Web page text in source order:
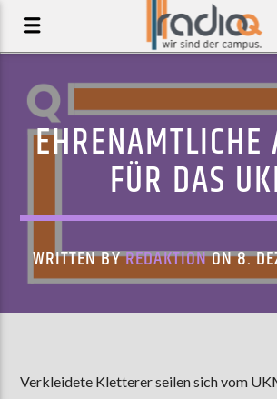
MY BODY
YOUNG THE GIANT
EHRENAMTLICHE
FÜR DAS
WRITTEN BYREDAKTIONON 8.
Verkleidete Kletterer seilen sich vom